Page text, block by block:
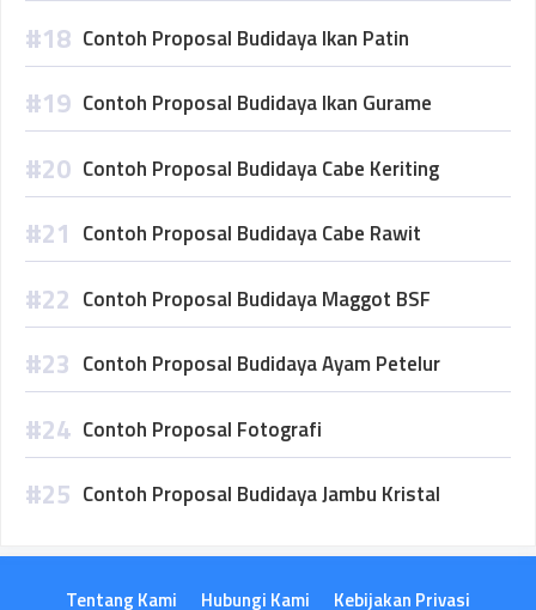
Contoh Proposal Budidaya Ikan Patin
Contoh Proposal Budidaya Ikan Gurame
Contoh Proposal Budidaya Cabe Keriting
Contoh Proposal Budidaya Cabe Rawit
Contoh Proposal Budidaya Maggot BSF
Contoh Proposal Budidaya Ayam Petelur
Contoh Proposal Fotografi
Contoh Proposal Budidaya Jambu Kristal
Tentang Kami Hubungi Kami Kebijakan Privasi